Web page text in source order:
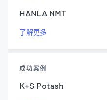
HANLA NMT
了解更多
成功案例
K+S Potash